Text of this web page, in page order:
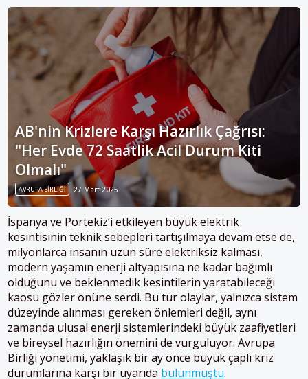
AB'nin Krizlere Karşı Hazırlık Çağrısı:
"Her Evde 72 Saatlik Acil Durum Kiti
Olmalı"
AVRUPA BIRLIĞI 27 Mart 2025
İspanya ve Portekiz’i etkileyen büyük elektrik
kesintisinin teknik sebepleri tartışılmaya devam etse de,
milyonlarca insanın uzun süre elektriksiz kalması,
modern yaşamın enerji altyapısına ne kadar bağımlı
olduğunu ve beklenmedik kesintilerin yaratabileceği
kaosu gözler önüne serdi. Bu tür olaylar, yalnızca sistem
düzeyinde alınması gereken önlemleri değil, aynı
zamanda ulusal enerji sistemlerindeki büyük zaafiyetleri
ve bireysel hazırlığın önemini de vurguluyor. Avrupa
Birliği yönetimi, yaklaşık bir ay önce büyük çaplı kriz
durumlarına karşı bir uyarıda bulunmuştu.